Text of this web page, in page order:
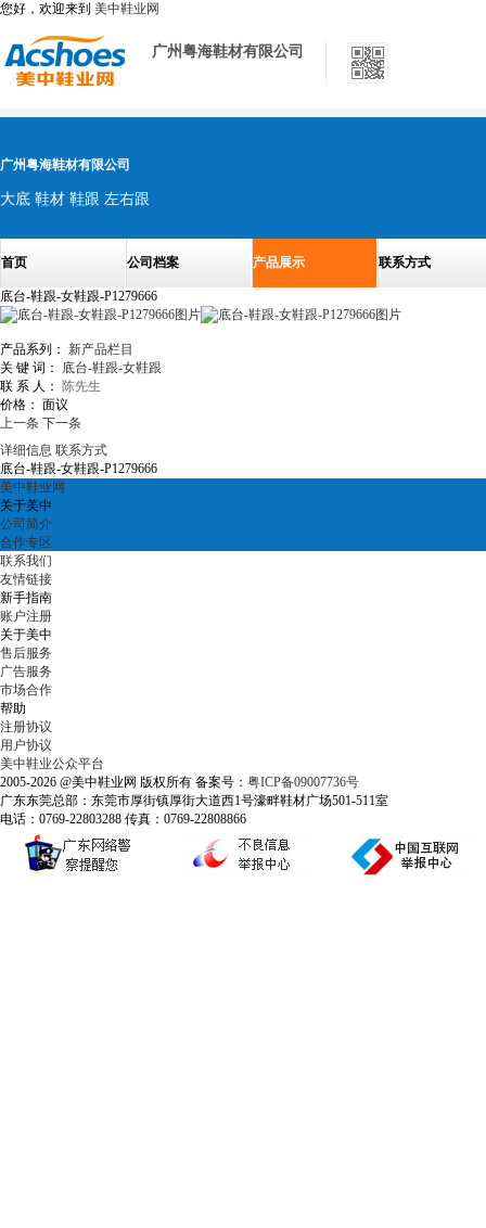
您好，欢迎来到 美中鞋业网
广州粤海鞋材有限公司
广州粤海鞋材有限公司
大底 鞋材 鞋跟 左右跟
首页 公司档案 产品展示 联系方式
底台-鞋跟-女鞋跟-P1279666
产品系列： 新产品栏目
关 键 词：
底台-鞋跟-女鞋跟
联 系 人：
陈先生
价格： 面议
上一条 下一条
详细信息 联系方式
底台-鞋跟-女鞋跟-P1279666
美中鞋业网
关于美中
公司简介
合作专区
联系我们
友情链接
新手指南
账户注册
关于美中
售后服务
广告服务
市场合作
帮助
注册协议
用户协议
美中鞋业公众平台
2005-2026 @美中鞋业网 版权所有 备案号： 粤ICP备09007736号
广东东莞总部：东莞市厚街镇厚街大道西1号濠畔鞋材广场501-511室
电话：0769-22803288 传真：0769-22808866